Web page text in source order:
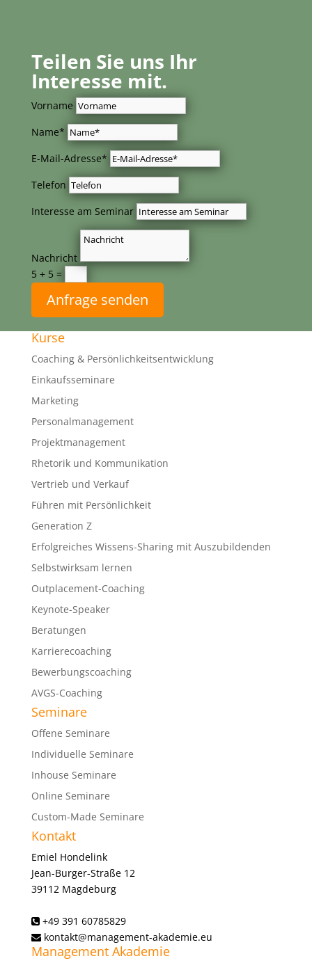
Teilen Sie uns Ihr
Interesse mit.
Vorname
Name*
E-Mail-Adresse*
Telefon
Interesse am Seminar
Nachricht
5 + 5=
Anfrage senden
Kurse
Coaching & Persönlichkeitsentwicklung
Einkaufsseminare
Marketing
Personalmanagement
Projektmanagement
Rhetorik und Kommunikation
Vertrieb und Verkauf
Führen mit Persönlichkeit
Generation Z
Erfolgreiches Wissens-Sharing mit Auszubildenden
Selbstwirksam lernen
Outplacement-Coaching
Keynote-Speaker
Beratungen
Karrierecoaching
Bewerbungscoaching
AVGS-Coaching
Seminare
Offene Seminare
Individuelle Seminare
Inhouse Seminare
Online Seminare
Custom-Made Seminare
Kontakt
Emiel Hondelink
Jean-Burger-Straße 12
39112 Magdeburg
+49 391 60785829
kontakt@management-akademie.eu
Management Akademie